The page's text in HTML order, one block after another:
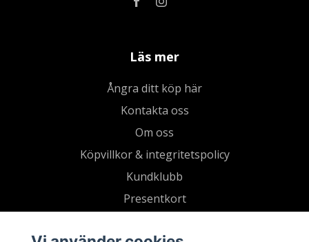
Läs mer
Ångra ditt köp här
Kontakta oss
Om oss
Köpvillkor & integritetspolicy
Kundklubb
Presentkort